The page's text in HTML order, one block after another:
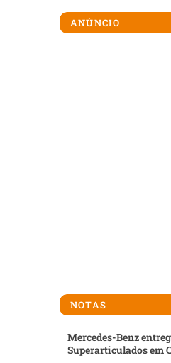
ANÚNCIO
NOTAS
Mercedes-Benz
Superarticulados em